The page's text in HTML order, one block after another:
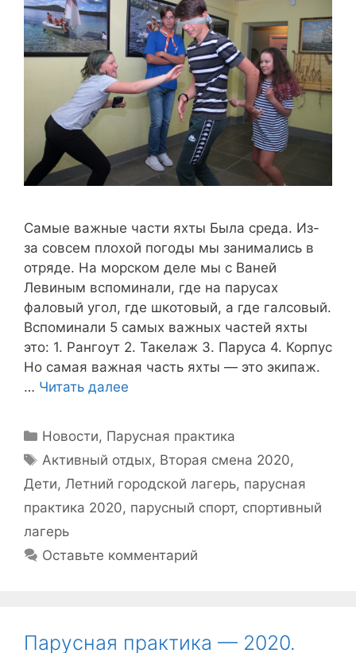
Самые важные части яхты Была среда. Из-
за совсем плохой погоды мы занимались в
отряде. На морском деле мы с Ваней
Левиным вспоминали, где на парусах
фаловый угол, где шкотовый, а где галсовый.
Вспоминали 5 самых важных частей яхты
это: 1. Рангоут 2. Такелаж 3. Паруса 4. Корпус
Но самая важная часть яхты — это экипаж.
… Читать далее
Рубрики
Новости, Парусная практика
Метки
Активный отдых, Вторая смена 2020,
Дети, Летний городской лагерь, парусная
практика 2020, парусный спорт, спортивный
лагерь
Оставьте комментарий
Парусная практика — 2020.